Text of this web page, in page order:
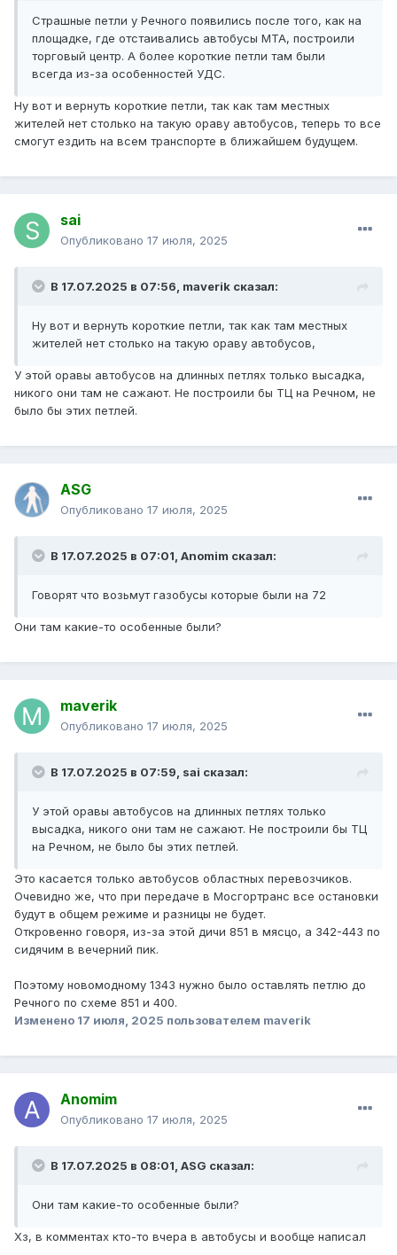
Страшные петли у Речного появились после того, как на
площадке, где отстаивались автобусы МТА, построили
торговый центр. А более короткие петли там были
всегда из-за особенностей УДС.
Ну вот и вернуть короткие петли, так как там местных
жителей нет столько на такую ораву автобусов, теперь то все
смогут ездить на всем транспорте в ближайшем будущем.
sai
Опубликовано 17 июля, 2025
В 17.07.2025 в 07:56, maverik сказал:
Ну вот и вернуть короткие петли, так как там местных
жителей нет столько на такую ораву автобусов,
У этой оравы автобусов на длинных петлях только высадка,
никого они там не сажают. Не построили бы ТЦ на Речном, не
было бы этих петлей.
ASG
Опубликовано 17 июля, 2025
В 17.07.2025 в 07:01, Anomim сказал:
Говорят что возьмут газобусы которые были на 72
Они там какие-то особенные были?
maverik
Опубликовано 17 июля, 2025
В 17.07.2025 в 07:59, sai сказал:
У этой оравы автобусов на длинных петлях только
высадка, никого они там не сажают. Не построили бы ТЦ
на Речном, не было бы этих петлей.
Это касается только автобусов областных перевозчиков.
Очевидно же, что при передаче в Мосгортранс все остановки
будут в общем режиме и разницы не будет.
Откровенно говоря, из-за этой дичи 851 в мясцо, а 342-443 по
сидячим в вечерний пик.
Поэтому новомодному 1343 нужно было оставлять петлю до
Речного по схеме 851 и 400.
Изменено 17 июля, 2025 пользователем maverik
Anomim
Опубликовано 17 июля, 2025
В 17.07.2025 в 08:01, ASG сказал:
Они там какие-то особенные были?
Хз, в комментах кто-то вчера в автобусы и вообще написал